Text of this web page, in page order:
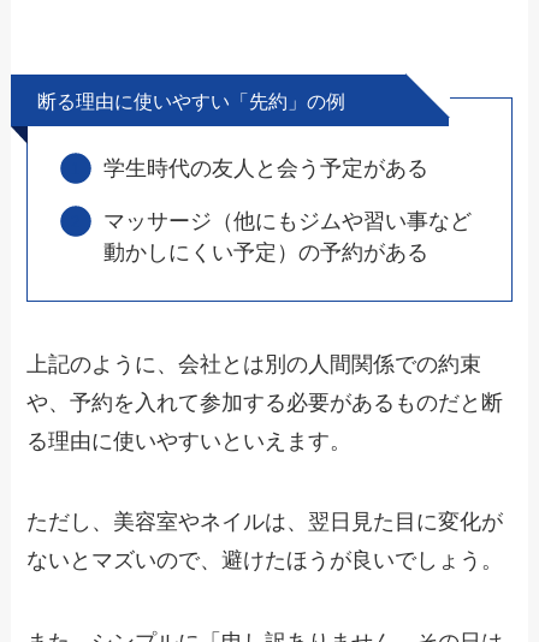
断る理由に使いやすい「先約」の例
学生時代の友人と会う予定がある
マッサージ（他にもジムや習い事など
動かしにくい予定）の予約がある
上記のように、会社とは別の人間関係での約束
や、予約を入れて参加する必要があるものだと断
る理由に使いやすいといえます。
ただし、美容室やネイルは、 翌日見た目に変化が
ないとマズいので、避けたほうが良いでしょう。